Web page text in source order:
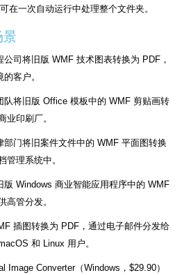
在一次自动运行中处理整个文件夹。
景
公司将旧版 WMF 技术图表转换为 PDF，
客户。
队将旧版 Office 模板中的 WMF 剪贴画转
业印刷厂。
部门将旧案件文件中的 WMF 平面图转换
管理系统中。
版 Windows 商业智能应用程序中的 WMF
高管分发。
插图转换为 PDF，通过电子邮件分发给
和 Linux 用户。
Image Converter（Windows，$29.90）